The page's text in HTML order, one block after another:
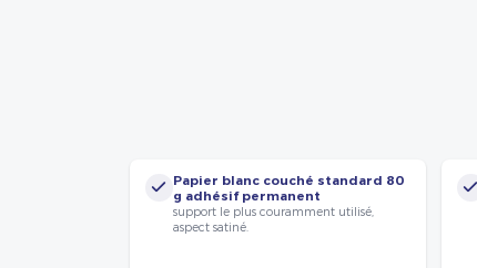
Papier blanc couché standard 80
g adhésif permanent
support le plus couramment utilisé,
aspect satiné.